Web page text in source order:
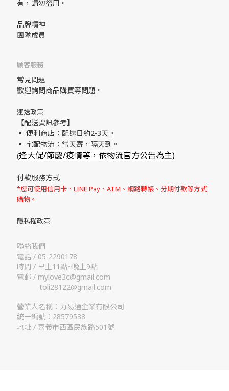
有，請勿盜用。
品牌精神
團隊成員
顧客服務
常見問題
歡迎詢問商品購買等問題。
運送政策
【配送資訊參考】
▪ 便利商店：配送日約2-3天。
▪ 宅配物流：當天寄，隔天到。
(逢大促/節慶/疫情等，依物流官方公告為主)
付款服務方式
*您可使用信用卡、LINE Pay、ATM、網路轉帳、分期付款等方式
購物。
隱私權政策
聯絡我們
電話 / 05-2290178
時間 / 早上11點~晚上9點
電郵 / mylove3c@gmail.com
toli28122@gmail.com
營業人名稱：力易通企業有限公司
統一編號：28579538
地址 / 嘉義市西區民族路501號